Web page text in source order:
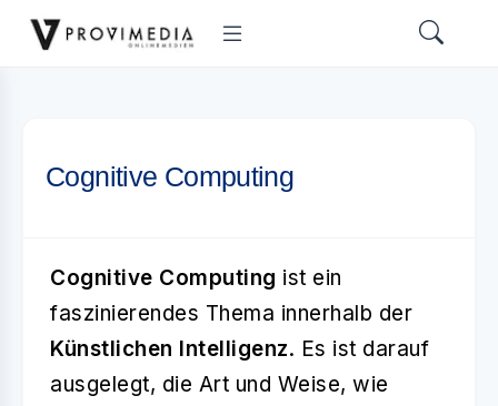
Cognitive Computing
Cognitive Computing ist ein
faszinierendes Thema innerhalb der
Künstlichen Intelligenz. Es ist darauf
ausgelegt, die Art und Weise, wie